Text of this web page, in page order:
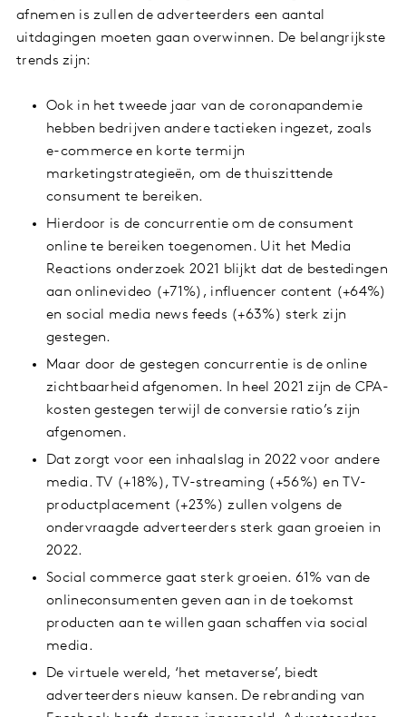
afnemen is zullen de adverteerders een aantal
uitdagingen moeten gaan overwinnen. De belangrijkste
trends zijn:
Ook in het tweede jaar van de coronapandemie
hebben bedrijven andere tactieken ingezet, zoals
e-commerce en korte termijn
marketingstrategieën, om de thuiszittende
consument te bereiken.
Hierdoor is de concurrentie om de consument
online te bereiken toegenomen. Uit het Media
Reactions onderzoek 2021 blijkt dat de bestedingen
aan onlinevideo (+71%), influencer content (+64%)
en social media news feeds (+63%) sterk zijn
gestegen.
Maar door de gestegen concurrentie is de online
zichtbaarheid afgenomen. In heel 2021 zijn de CPA-
kosten gestegen terwijl de conversie ratio’s zijn
afgenomen.
Dat zorgt voor een inhaalslag in 2022 voor andere
media. TV (+18%), TV-streaming (+56%) en TV-
productplacement (+23%) zullen volgens de
ondervraagde adverteerders sterk gaan groeien in
2022.
Social commerce gaat sterk groeien. 61% van de
onlineconsumenten geven aan in de toekomst
producten aan te willen gaan schaffen via social
media.
De virtuele wereld, ‘het metaverse’, biedt
adverteerders nieuw kansen. De rebranding van